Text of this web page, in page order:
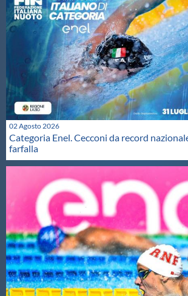
02 Agosto 2026
Categoria Enel. Cecconi da record
farfalla